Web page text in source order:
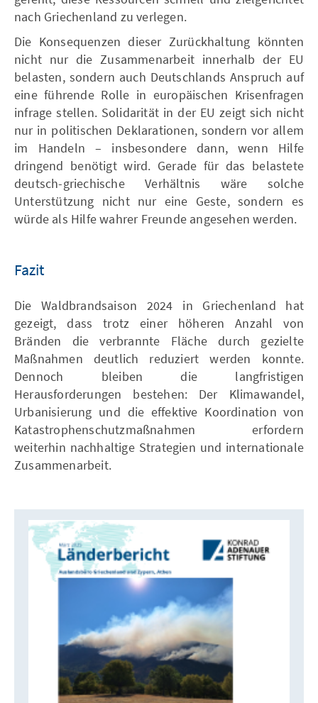
nach Griechenland zu verlegen.
Die Konsequenzen dieser Zurückhaltung könnten
nicht nur die Zusammenarbeit innerhalb der EU
belasten, sondern auch Deutschlands Anspruch auf
eine führende Rolle in europäischen Krisenfragen
infrage stellen. Solidarität in der EU zeigt sich nicht
nur in politischen Deklarationen, sondern vor allem
im Handeln – insbesondere dann, wenn Hilfe
dringend benötigt wird. Gerade für das belastete
deutsch-griechische Verhältnis wäre solche
Unterstützung nicht nur eine Geste, sondern es
würde als Hilfe wahrer Freunde angesehen werden.
Fazit
Die Waldbrandsaison 2024 in Griechenland hat
gezeigt, dass trotz einer höheren Anzahl von
Bränden die verbrannte Fläche durch gezielte
Maßnahmen deutlich reduziert werden konnte.
Dennoch bleiben die langfristigen
Herausforderungen bestehen: Der Klimawandel,
Urbanisierung und die effektive Koordination von
Katastrophenschutzmaßnahmen erfordern
weiterhin nachhaltige Strategien und internationale
Zusammenarbeit.